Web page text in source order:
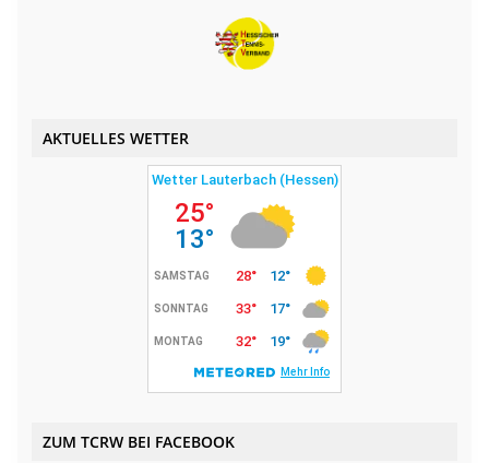
AKTUELLES WETTER
ZUM TCRW BEI FACEBOOK